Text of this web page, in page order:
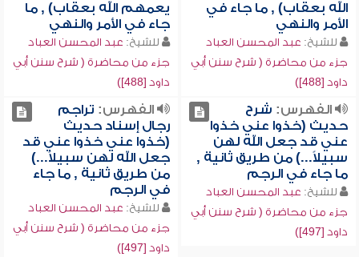
الله بعقاب) , ما جاء في
الأمر والنهي
للشيخ: عبد المحسن العباد
جزء من محاضرة ( شرح سنن أبي
داود [488])
يعمهم الله بعقاب) , ما
جاء في الأمر والنهي
للشيخ: عبد المحسن العباد
جزء من محاضرة ( شرح سنن أبي
داود [488])
الفهرس: شرح
حديث (خذوا عني خذوا
عني قد جعل الله لهن
سبيلاً...) من طريق ثانية ,
ما جاء في الرجم
للشيخ: عبد المحسن العباد
جزء من محاضرة ( شرح سنن أبي
داود [497])
الفهرس: تراجم
رجال إسناد حديث
(خذوا عني خذوا عني قد
جعل الله لهن سبيلاً...)
من طريق ثانية , ما جاء
في الرجم
للشيخ: عبد المحسن العباد
جزء من محاضرة ( شرح سنن أبي
داود [497])